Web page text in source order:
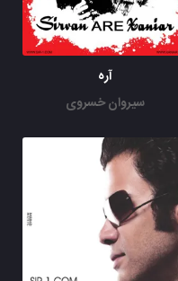
آره
سیروان خسروی